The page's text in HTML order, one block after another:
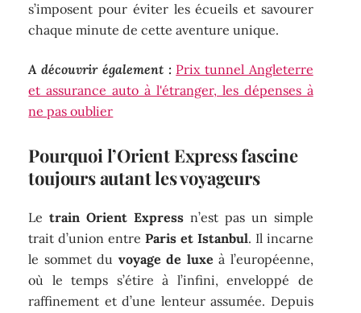
s’imposent pour éviter les écueils et savourer
chaque minute de cette aventure unique.
A découvrir également : Prix tunnel Angleterre
et assurance auto à l'étranger, les dépenses à
ne pas oublier
Pourquoi l’Orient Express fascine
toujours autant les voyageurs
Letrain Orient Express n’est pas un simple
trait d’union entreParis et Istanbul. Il incarne
le sommet du voyage de luxe à l’européenne,
où le temps s’étire à l’infini, enveloppé de
raffinement et d’une lenteur assumée. Depuis